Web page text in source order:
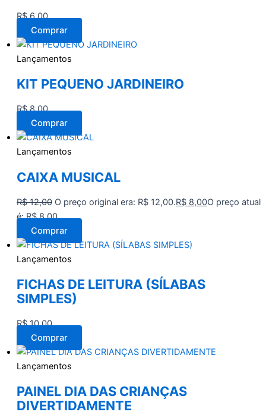
R$6,00
Comprar
Lançamentos
KIT PEQUENO JARDINEIRO
R$8,00
Comprar
Lançamentos
CAIXA MUSICAL
R$12,00 O preço original era: R$ 12,00.R$ 8,00O preço atual
é: R$ 8,00.
Comprar
Lançamentos
FICHAS DE LEITURA (SÍLABAS
SIMPLES)
R$10,00
Comprar
Lançamentos
PAINEL DIA DAS CRIANÇAS
DIVERTIDAMENTE